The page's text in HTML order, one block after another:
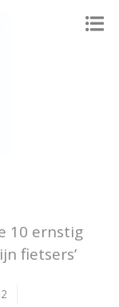
10 ernstig
fietsers’